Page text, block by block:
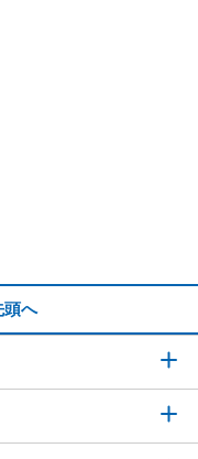
頭へ